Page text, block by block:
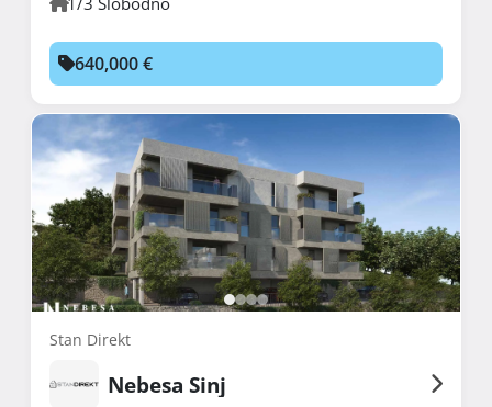
640,000 €
Stan Direkt
Nebesa Sinj